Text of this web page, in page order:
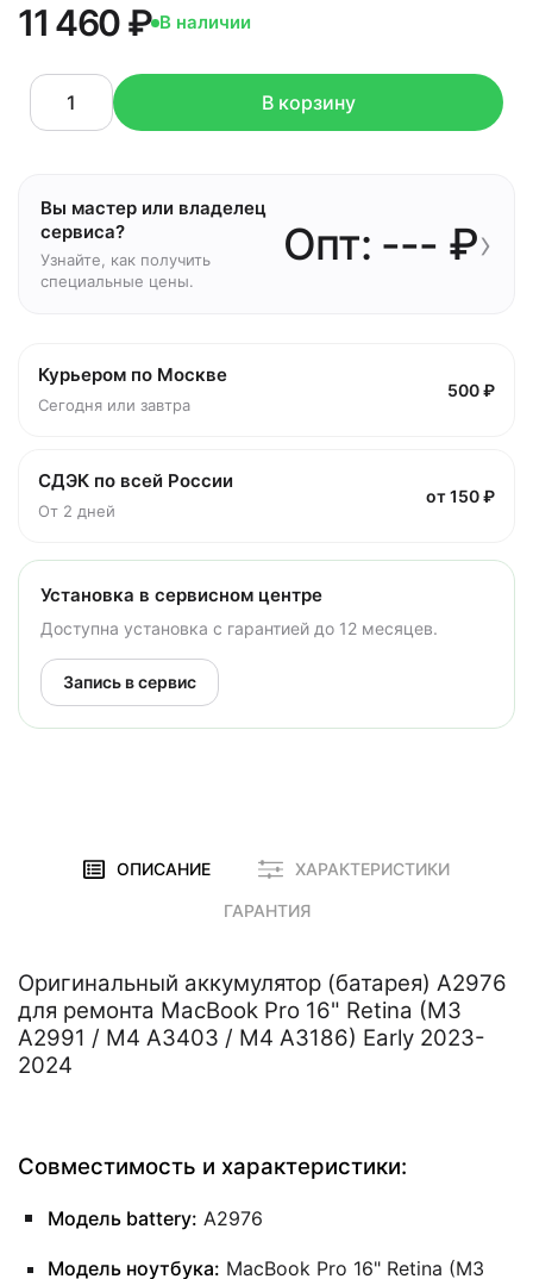
11 460 ₽ В наличии
В корзину
Вы мастер или владелец
сервиса?
Узнайте, как получить
специальные цены.
Опт: --- ₽›
Курьером по Москве
Сегодня или завтра
500 ₽
СДЭК по всей России
От 2 дней
от 150 ₽
Установка в сервисном центре
Доступна установка с гарантией до 12 месяцев.
Запись в сервис
ОПИСАНИЕ ХАРАКТЕРИСТИКИ
ГАРАНТИЯ
Оригинальный аккумулятор (батарея) A2976
для ремонта MacBook Pro 16" Retina (M3
A2991 / M4 A3403 / M4 A3186) Early 2023-
2024
Совместимость и характеристики:
Модель battery: A2976
Модель ноутбука: MacBook Pro 16" Retina (M3